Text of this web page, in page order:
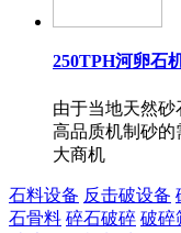
250TPH河卵石
由于当地天然
高品质机制砂的
大商机
石料设备 反击破设备
石骨料 碎石破碎 破碎